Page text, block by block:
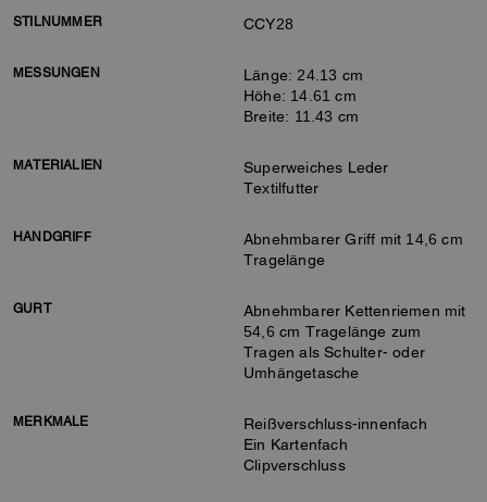
STILNUMMER CCY28
MESSUNGEN
Länge: 24.13 cm
Höhe: 14.61 cm
Breite: 11.43 cm
MATERIALIEN
Superweiches Leder
Textilfutter
HANDGRIFF
Abnehmbarer Griff mit 14,6 cm
Tragelänge
GURT
Abnehmbarer Kettenriemen mit
54,6 cm Tragelänge zum
Tragen als Schulter- oder
Umhängetasche
MERKMALE
Reißverschluss-innenfach
Ein Kartenfach
Clipverschluss